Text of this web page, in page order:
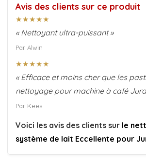
Avis des clients sur ce produit
★★★★★
« Nettoyant ultra-puissant »
Par Alwin
★★★★★
« Efficace et moins cher que les
nettoyage pour machine à café
Par Kees
Voici les avis des clients sur le
système de lait Eccellente pour